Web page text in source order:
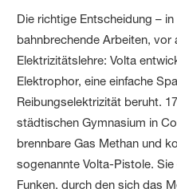
Die richtige Entscheidung –
bahnbrechende Arbeiten, vor
Elektrizitätslehre: Volta
Elektrophor, eine einfache
Reibungselektrizität beruht.
städtischen Gymnasium in
brennbare Gas Methan und
sogenannte Volta-Pistole.
Funken, durch den sich das